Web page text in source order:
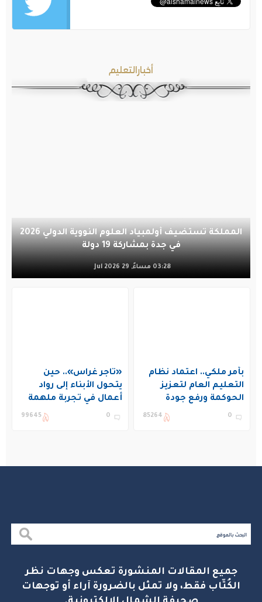
أخبارالتعليم
المملكة تستضيف أولمبياد العلوم النووية الدولي 2026
في جدة بمشاركة 19 دولة
03:28 مساءً, 29 Jul 2026
بأمر ملكي.. اعتماد نظام
التعليم العام لتعزيز
الحوكمة ورفع جودة
التعليم في المملكة
0
85264
«تاجر غراس».. حين
يتحول الأبناء إلى رواد
أعمال في تجربة ملهمة
بنادي غراس الصيفي
0
99645
جميع المقالات المنشورة تعكس وجهات نظر
الكُتّاب فقط، ولا تمثل بالضرورة آراء أو توجهات